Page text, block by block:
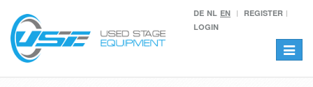
DE NL EN
REGISTER
LOGIN
Toggle